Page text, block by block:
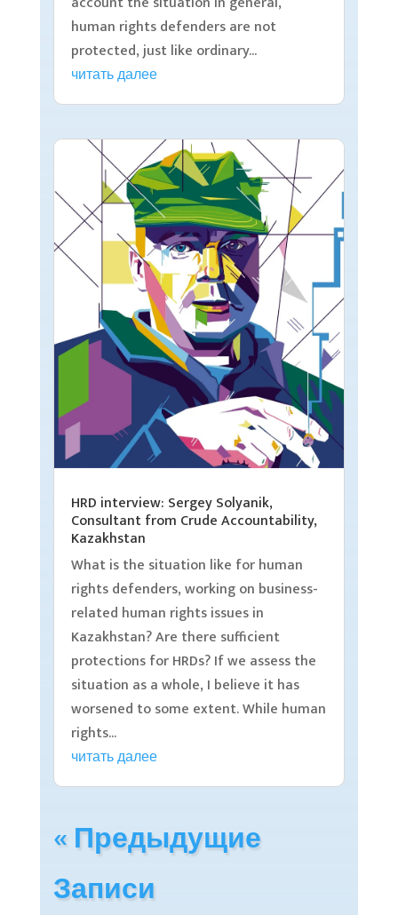
human rights defenders are not
protected, just like ordinary...
читать далее
HRD interview: Sergey Solyanik,
Consultant from Crude Accountability,
Kazakhstan
What is the situation like for human
rights defenders, working on business-
related human rights issues in
Kazakhstan? Are there sufficient
protections for HRDs? If we assess the
situation as a whole, I believe it has
worsened to some extent. While human
rights...
читать далее
« Предыдущие
Записи